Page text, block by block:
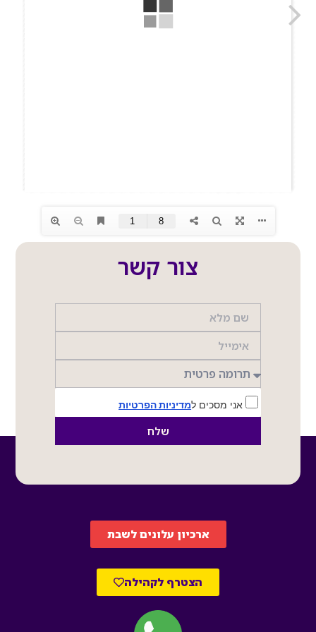
צור קשר
אני מסכים למדיניות הפרטיות
שלח
ארכיון עלונים לשבת
הצטרף לקהילה